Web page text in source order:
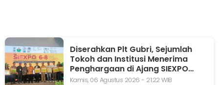
Diserahkan Plt Gubri, Sejumlah
Tokoh dan Institusi Menerima
Penghargaan di Ajang SIEXPO
2026
Kamis, 06 Agustus 2026 - 21:22 WIB